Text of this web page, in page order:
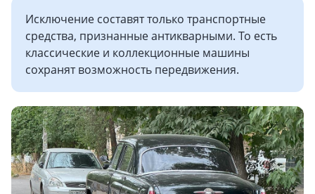
Исключение составят только транспортные
средства, признанные антикварными. То есть
классические и коллекционные машины
сохранят возможность передвижения.